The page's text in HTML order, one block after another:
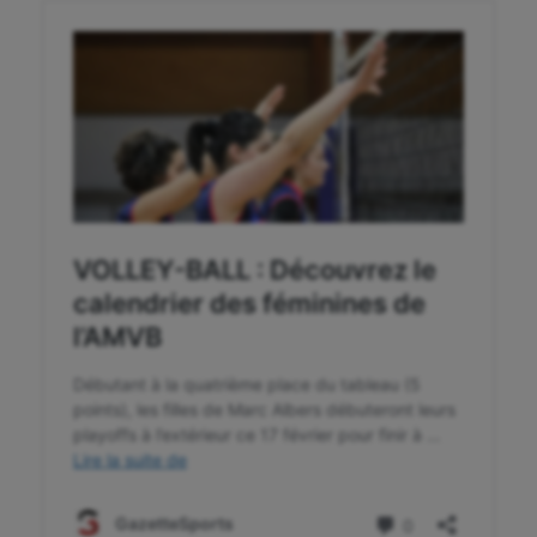
Gymnastique rythmique
Handisport
Hippisme
Jeux Olympiques et Paralympiques
Kayak-polo
Korfbal
Moto
Natation
Natation artistique